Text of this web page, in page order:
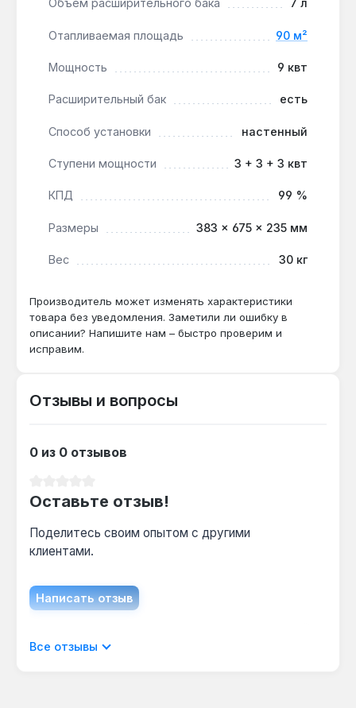
местным условиям электросетей и климату,
гарантия 2 года.
Котёл подходит для отопления частных домов,
помещений площадью до 90 м². Может работать
как основной источник тепла или в комбинации с
термостата или программатора позволяет
Подходит ли для дома 100 м²?
Да — мощность 9 кВт и КПД 99%
помещений.
обязателен для циркуляции, но он уже в
Раз в год проверяйте давление в
— это продлевает срок службы.
Объем расширительного бака 7 л
Отапливаемая площадь 90 м²
Мощность 9 квт
Расширительный бак есть
Способ установки настенный
Ступени мощности 3 + 3 + 3 квт
КПД 99 %
Размеры 383 × 675 × 235 мм
Вес 30 кг
Производитель может изменять характеристики
товара без уведомления. Заметили ли ошибку в
описании? Напишите нам – быстро проверим и
исправим.
Отзывы и вопросы
0 из 0 отзывов
Оставьте отзыв!
Поделитесь своим опытом с другими
клиентами.
Написать отзыв
Отображать отзывы только на текущем
Все отзывы